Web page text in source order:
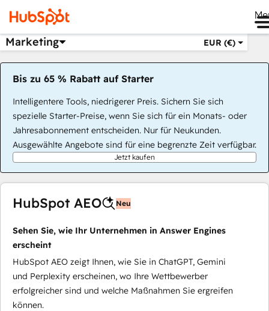
Marketing EUR (€)
Bis zu 65 % Rabatt auf Starter
Intelligentere Tools, niedrigerer Preis. Sichern Sie sich
spezielle Starter-Preise, wenn Sie sich für ein Monats- oder
Jahresabonnement entscheiden. Nur für Neukunden.
Ausgewählte Angebote sind für eine begrenzte Zeit verfügbar.
Jetzt kaufen
HubSpot AEO Neu
Sehen Sie, wie Ihr Unternehmen in Answer Engines
erscheint
HubSpot AEO zeigt Ihnen, wie Sie in ChatGPT, Gemini
und Perplexity erscheinen, wo Ihre Wettbewerber
erfolgreicher sind und welche Maßnahmen Sie ergreifen
können.